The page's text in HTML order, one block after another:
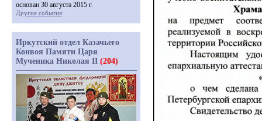
основан 30 августа 2015 г.
Другие события
Иркутский отдел Казачьего
Конвоя Памяти Царя
Мученика Николая II (204)